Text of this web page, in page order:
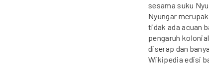
sesama suku
Nyungar
tidak ada acuan
pengaruh
diserap dan
Wikipedia edisi